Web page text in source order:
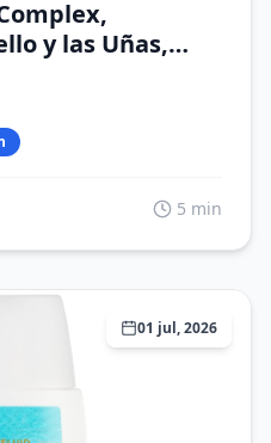
y las Uñas,
Zinc,
5 min
01 jul, 2026